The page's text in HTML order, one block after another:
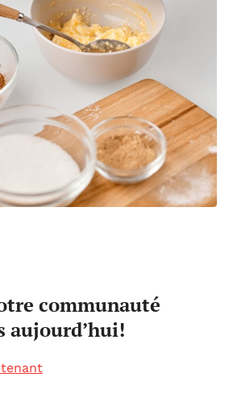
communauté
aujourd’hui!